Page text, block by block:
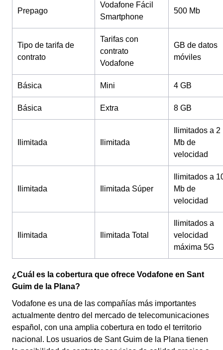
Prepago
Vodafone Fácil
Smartphone
500 Mb
Tipo de tarifa de
contrato
Tarifas con
contrato
Vodafone
GB de datos
móviles
Básica Mini 4 GB
Básica Extra 8 GB
Ilimitada Ilimitada
Ilimitados a 2
Mb de
velocidad
Ilimitada Ilimitada Súper
Ilimitados a
Mb de
velocidad
Ilimitada Ilimitada Total
Ilimitados a
velocidad
máxima 5G
¿Cuál es la cobertura que ofrece Vodafone en Sant
Guim de la Plana?
Vodafone es una de las compañías más importantes
actualmente dentro del mercado de telecomunicaciones
español, con una amplia cobertura en todo el territorio
nacional. Los usuarios de Sant Guim de la Plana tienen